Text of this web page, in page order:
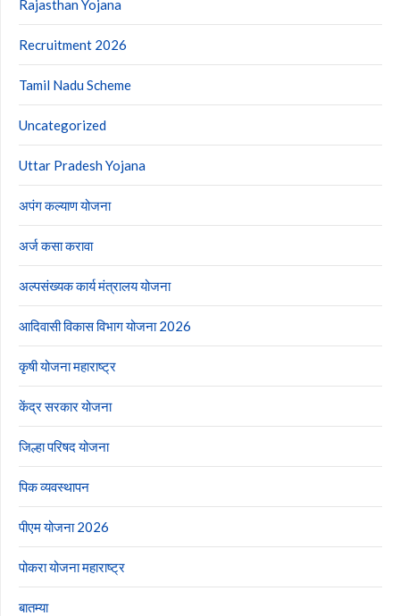
Rajasthan Yojana
Recruitment 2026
Tamil Nadu Scheme
Uncategorized
Uttar Pradesh Yojana
अपंग कल्याण योजना
अर्ज कसा करावा
अल्पसंख्यक कार्य मंत्रालय योजना
आदिवासी विकास विभाग योजना 2026
कृषी योजना महाराष्ट्र
केंद्र सरकार योजना
जिल्हा परिषद योजना
पिक व्यवस्थापन
पीएम योजना 2026
पोकरा योजना महाराष्ट्र
बातम्या